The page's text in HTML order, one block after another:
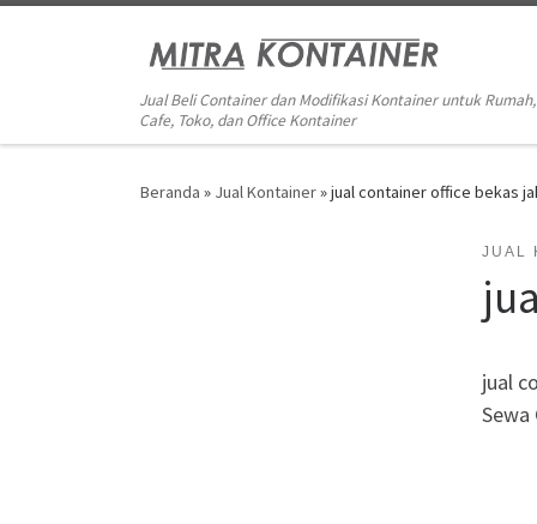
Jual Beli Container dan Modifikasi Kontainer untuk Rumah,
Cafe, Toko, dan Office Kontainer
Beranda » Jual Kontainer»jual container office bekas
JUAL
jual